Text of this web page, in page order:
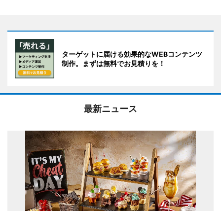
ターゲットに届ける効果的なWEBコンテンツ
制作。まずは無料でお見積りを！
最新ニュース